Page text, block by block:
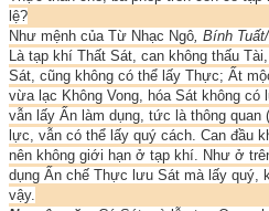
lệ?
Như mệnh của Từ Nhạc Ngô , Bính
Là tạp khí Thất Sát, can không thấu
Sát, cũng không có thể lấy Thực; Ất
vừa lạc Không Vong, hóa Sát không có
vẫn lấy Ấn làm dụng, tức là thông quan (
lực, vẫn có thể lấy quý cách. Can đầu
nên không giới hạn ở tạp khí. Như ở
dụng Ấn chế Thực lưu Sát mà lấy quý,
vậy.